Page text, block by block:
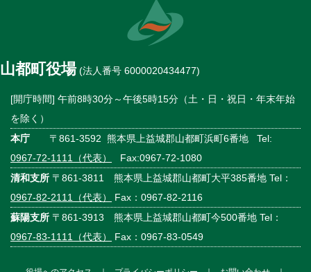
山都町役場(法人番号 6000020434477)
[開庁時間] 午前8時30分～午後5時15分（土・日・祝日・年末年始
を除く）
本庁 〒861-3592 熊本県上益城郡山都町浜町6番地 Tel:
0967-72-1111（代表）
Fax:0967-72-1080
清和支所 〒861-3811 熊本県上益城郡山都町大平385番地 Tel：
0967-82-2111（代表）
Fax：0967-82-2116
蘇陽支所 〒861-3913 熊本県上益城郡山都町今500番地 Tel：
0967-83-1111（代表）
Fax：0967-83-0549